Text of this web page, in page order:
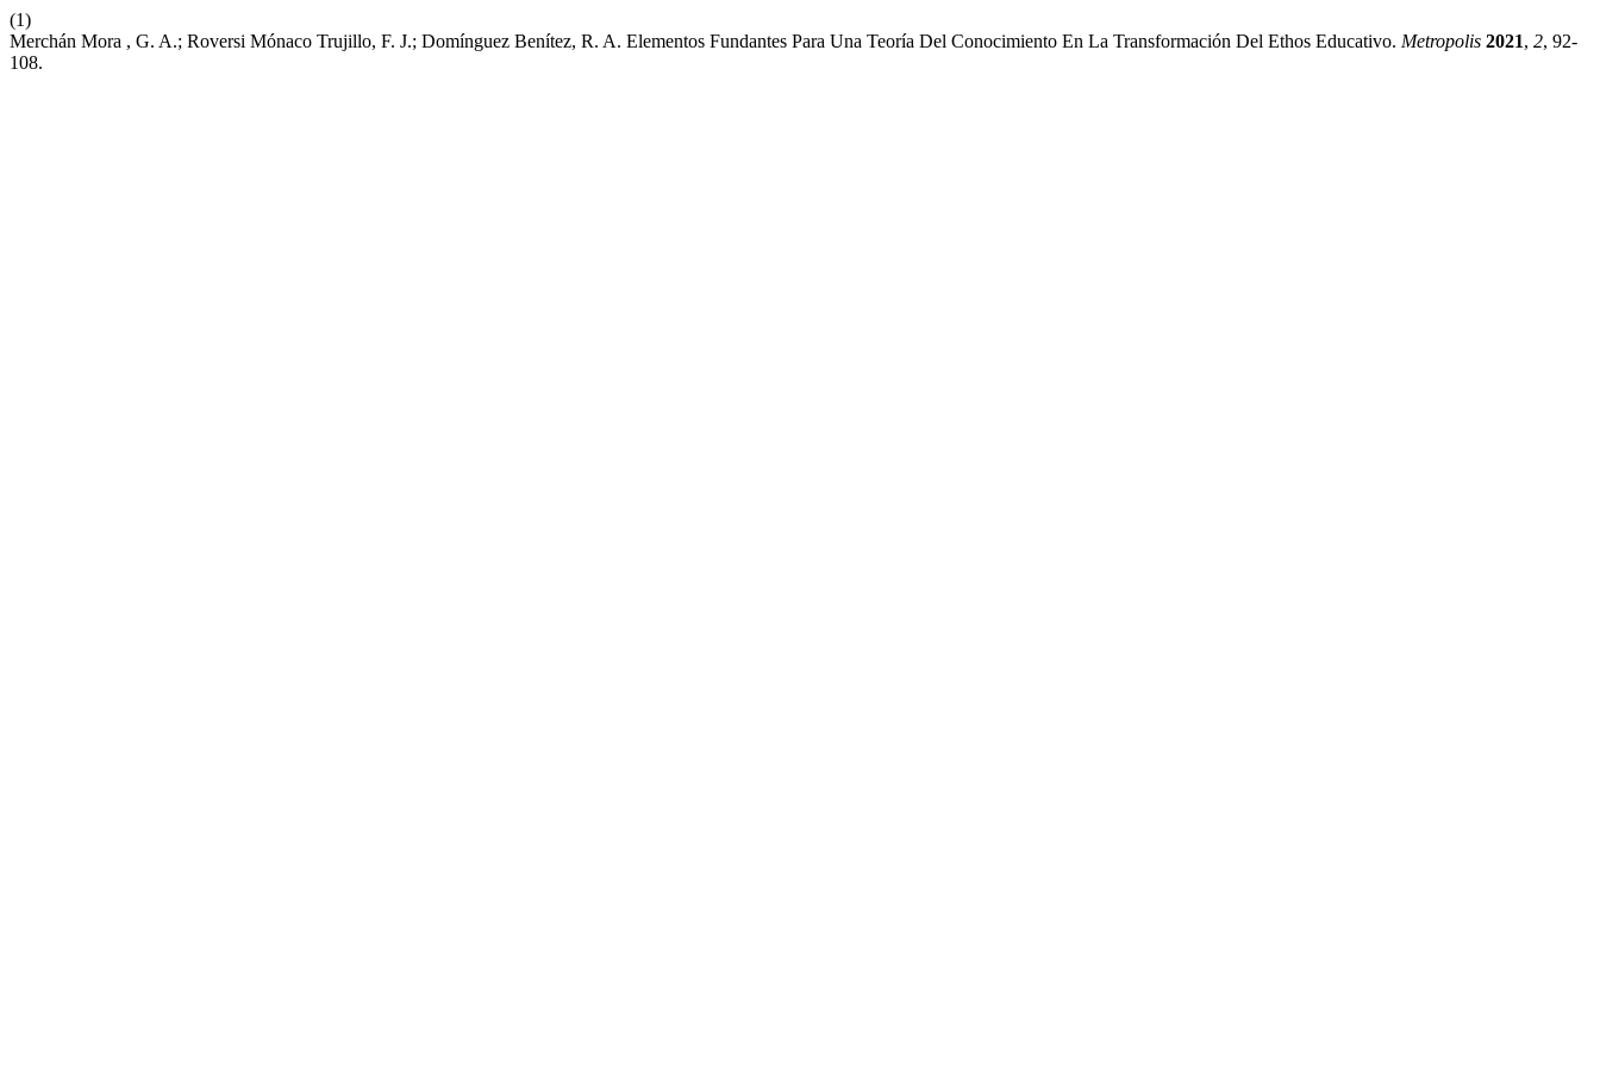
(1)
Merchán Mora , G. A.; Roversi Mónaco Trujillo, F. J.; Domínguez Benítez, R. A. Elementos Fundantes Para Una Teoría Del Conocimiento En La Transformación Del Ethos Educativo. Metropolis 2021, 2, 92-
108.